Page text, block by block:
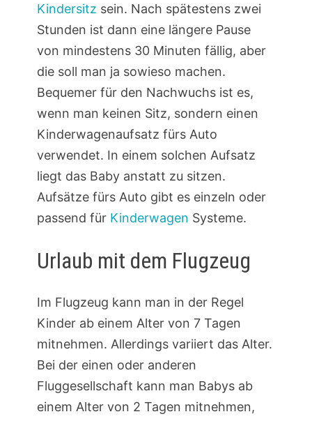
Kindersitz sein. Nach spätestens zwei
Stunden ist dann eine längere Pause
von mindestens 30 Minuten fällig, aber
die soll man ja sowieso machen.
Bequemer für den Nachwuchs ist es,
wenn man keinen Sitz, sondern einen
Kinderwagenaufsatz fürs Auto
verwendet. In einem solchen Aufsatz
liegt das Baby anstatt zu sitzen.
Aufsätze fürs Auto gibt es einzeln oder
passend für Kinderwagen Systeme.
Urlaub mit dem Flugzeug
Im Flugzeug kann man in der Regel
Kinder ab einem Alter von 7 Tagen
mitnehmen. Allerdings variiert das Alter.
Bei der einen oder anderen
Fluggesellschaft kann man Babys ab
einem Alter von 2 Tagen mitnehmen,